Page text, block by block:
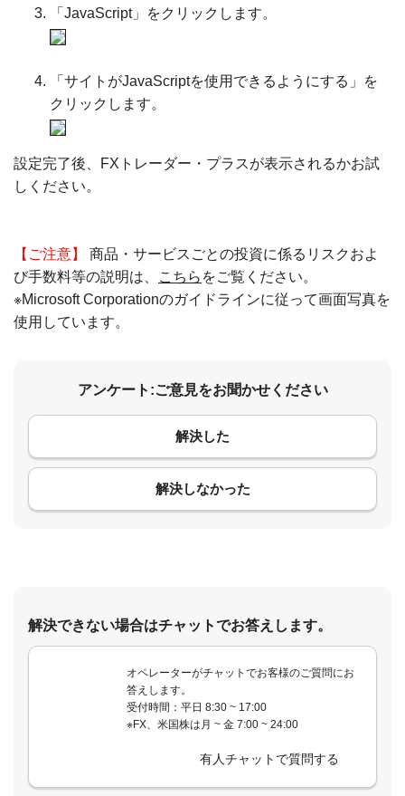
「JavaScript」をクリックします。
「サイトがJavaScriptを使用できるようにする」を
クリックします。
設定完了後、FXトレーダー・プラスが表示されるかお試
しください。
【ご注意】
商品・サービスごとの投資に係るリスクおよ
び手数料等の説明は、
こちら をご覧ください。
※Microsoft Corporationのガイドラインに従って画面写真を
使用しています。
アンケート:ご意見をお聞かせください
解決した
解決しなかった
コメント
解決できない場合はチャットでお答えします。
オペレーターがチャットでお客様のご質問にお
答えします。
受付時間：平日 8:30 ~ 17:00
※FX、米国株は月 ~ 金 7:00 ~ 24:00
有人チャットで質問する